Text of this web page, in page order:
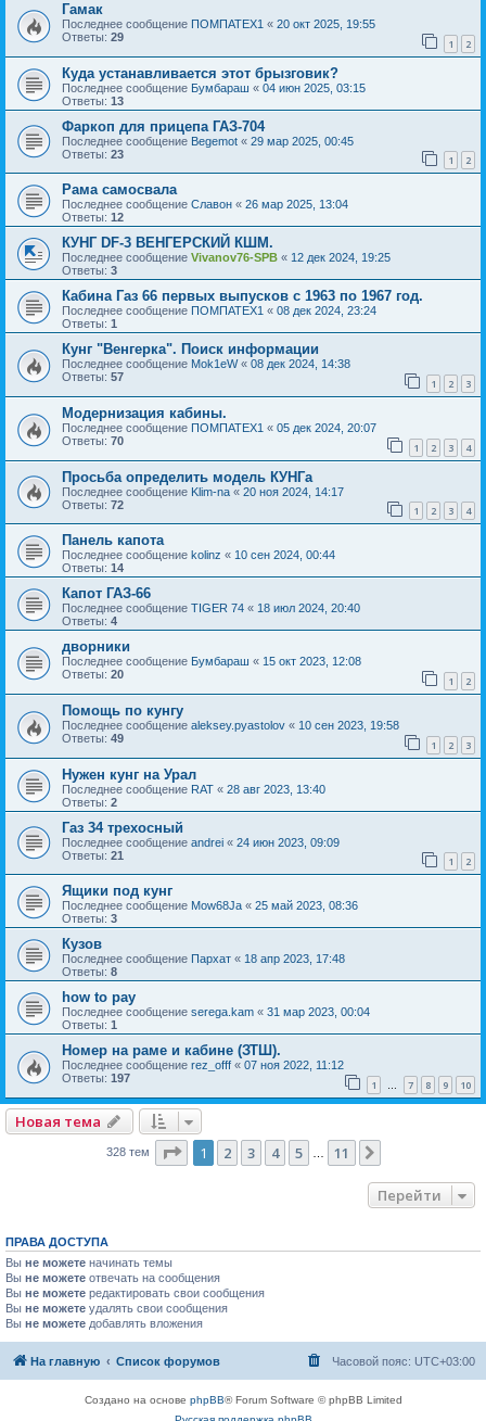
Гамак
Последнее сообщение ПОМПАТЕХ1 « 20 окт 2025, 19:55
Ответы: 29 1 2
Куда устанавливается этот брызговик?
Последнее сообщение Бумбараш « 04 июн 2025, 03:15
Ответы: 13
Фаркоп для прицепа ГАЗ-704
Последнее сообщение Begemot « 29 мар 2025, 00:45
Ответы: 23 1 2
Рама самосвала
Последнее сообщение Славон « 26 мар 2025, 13:04
Ответы: 12
КУНГ DF-3 ВЕНГЕРСКИЙ КШМ.
Последнее сообщение Vivanov76-SPB « 12 дек 2024, 19:25
Ответы: 3
Кабина Газ 66 первых выпусков с 1963 по 1967 год.
Последнее сообщение ПОМПАТЕХ1 « 08 дек 2024, 23:24
Ответы: 1
Кунг "Венгерка". Поиск информации
Последнее сообщение Mok1eW« 08 дек 2024, 14:38
Ответы: 57 1 2 3
Модернизация кабины.
Последнее сообщение ПОМПАТЕХ1 « 05 дек 2024, 20:07
Ответы: 70 1 2 3 4
Просьба определить модель КУНГа
Последнее сообщение Klim-na « 20 ноя 2024, 14:17
Ответы: 72 1 2 3 4
Панель капота
Последнее сообщение kolinz « 10 сен 2024, 00:44
Ответы: 14
Капот ГАЗ-66
Последнее сообщение TIGER 74 « 18 июл 2024, 20:40
Ответы: 4
дворники
Последнее сообщение Бумбараш « 15 окт 2023, 12:08
Ответы: 20 1 2
Помощь по кунгу
Последнее сообщение aleksey.pyastolov « 10 сен 2023, 19:58
Ответы: 49 1 2 3
Нужен кунг на Урал
Последнее сообщение RAT « 28 авг 2023, 13:40
Ответы: 2
Газ 34 трехосный
Последнее сообщение andrei « 24 июн 2023, 09:09
Ответы: 21 1 2
Ящики под кунг
Последнее сообщение Mow68Ja « 25 май 2023, 08:36
Ответы: 3
Кузов
Последнее сообщение Пархат « 18 апр 2023, 17:48
Ответы: 8
how to pay
Последнее сообщение serega.kam « 31 мар 2023, 00:04
Ответы: 1
Номер на раме и кабине (ЗТШ).
Последнее сообщение rez_offf « 07 ноя 2022, 11:12
Ответы: 197 1 … 7 8 9 10
Новая тема
328 тем Страница из 11
1 2 3 4 5 11
Перейти
ПРАВА ДОСТУПА
Вы не можете начинать темы
Вы не можете отвечать на сообщения
Вы не можете редактировать свои сообщения
Вы не можете удалять свои сообщения
Вы не можете добавлять вложения
На главную Список форумов Часовой пояс: UTC+03:00
Создано на основе phpBB® Forum Software © phpBB Limited